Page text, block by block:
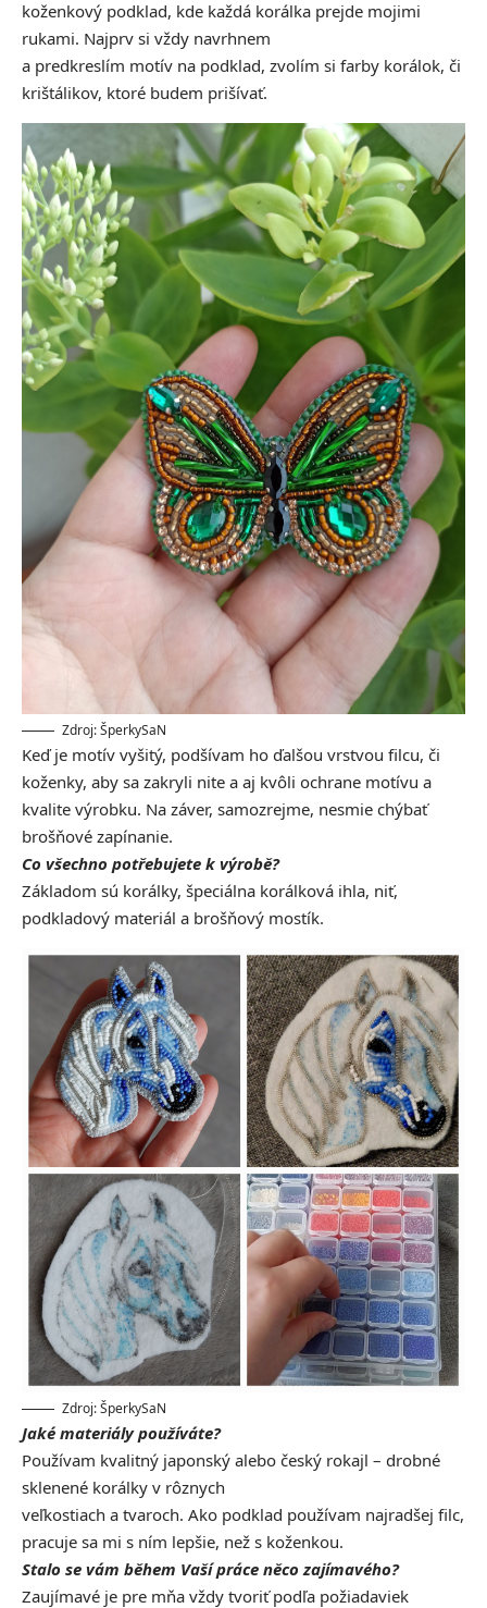
koženkový podklad, kde každá korálka prejde mojimi
rukami. Najprv si vždy navrhnem
a predkreslím motív na podklad, zvolím si farby korálok, či
krištálikov, ktoré budem prišívať.
Zdroj: ŠperkySaN
Keď je motív vyšitý, podšívam ho ďalšou vrstvou filcu, či
koženky, aby sa zakryli nite a aj kvôli ochrane motívu a
kvalite výrobku. Na záver, samozrejme, nesmie chýbať
brošňové zapínanie.
Co všechno potřebujete k výrobě?
Základom sú korálky, špeciálna korálková ihla, niť,
podkladový materiál a brošňový mostík.
Zdroj: ŠperkySaN
Jaké materiály používáte?
Používam kvalitný japonský alebo český rokajl – drobné
sklenené korálky v rôznych
veľkostiach a tvaroch. Ako podklad používam najradšej filc,
pracuje sa mi s ním lepšie, než s koženkou.
Stalo se vám během Vaší práce něco zajímavého?
Zaujímavé je pre mňa vždy tvoriť podľa požiadaviek